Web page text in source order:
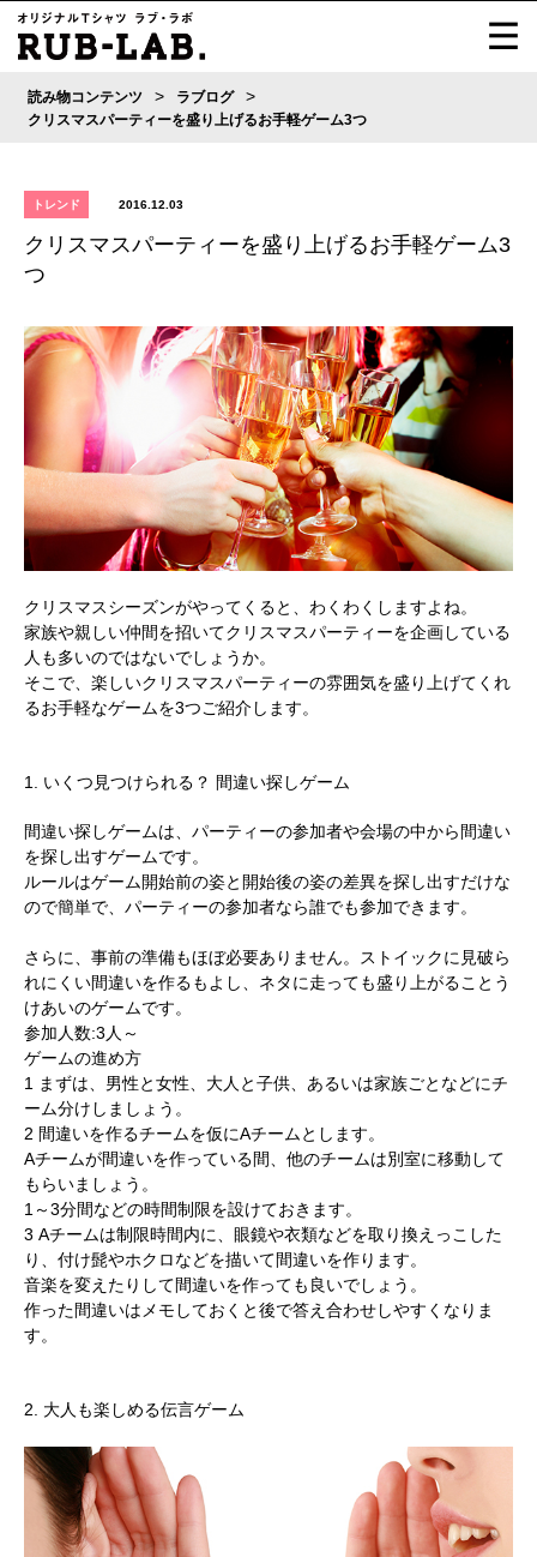
読み物コンテンツ > ラブログ >
クリスマスパーティーを盛り上げるお手軽ゲーム3つ
トレンド 2016.12.03
クリスマスパーティーを盛り上げるお手軽ゲーム3
つ
クリスマスシーズンがやってくると、わくわくしますよね。
家族や親しい仲間を招いてクリスマスパーティーを企画している
人も多いのではないでしょうか。
そこで、楽しいクリスマスパーティーの雰囲気を盛り上げてくれ
るお手軽なゲームを3つご紹介します。
1. いくつ見つけられる？ 間違い探しゲーム
間違い探しゲームは、パーティーの参加者や会場の中から間違い
を探し出すゲームです。
ルールはゲーム開始前の姿と開始後の姿の差異を探し出すだけな
ので簡単で、パーティーの参加者なら誰でも参加できます。
さらに、事前の準備もほぼ必要ありません。ストイックに見破ら
れにくい間違いを作るもよし、ネタに走っても盛り上がることう
けあいのゲームです。
参加人数:3人～
ゲームの進め方
1 まずは、男性と女性、大人と子供、あるいは家族ごとなどにチ
ーム分けしましょう。
2 間違いを作るチームを仮にAチームとします。
Aチームが間違いを作っている間、他のチームは別室に移動して
もらいましょう。
1～3分間などの時間制限を設けておきます。
3 Aチームは制限時間内に、眼鏡や衣類などを取り換えっこした
り、付け髭やホクロなどを描いて間違いを作ります。
音楽を変えたりして間違いを作っても良いでしょう。
作った間違いはメモしておくと後で答え合わせしやすくなりま
す。
2. 大人も楽しめる伝言ゲーム